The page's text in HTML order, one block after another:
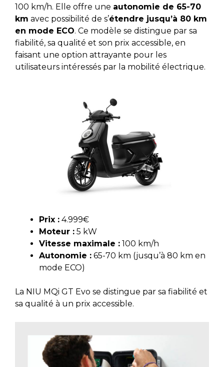
100 km/h. Elle offre une autonomie de 65-70
km avec possibilité de s’étendre jusqu’à 80 km
en mode ECO. Ce modèle se distingue par sa
fiabilité, sa qualité et son prix accessible, en
faisant une option attrayante pour les
utilisateurs intéressés par la mobilité électrique.
Prix : 4.999€
Moteur : 5 kW
Vitesse maximale : 100 km/h
Autonomie : 65-70 km (jusqu’à 80 km en
mode ECO)
La NIU MQi GT Evo se distingue par sa fiabilité et
sa qualité à un prix accessible.